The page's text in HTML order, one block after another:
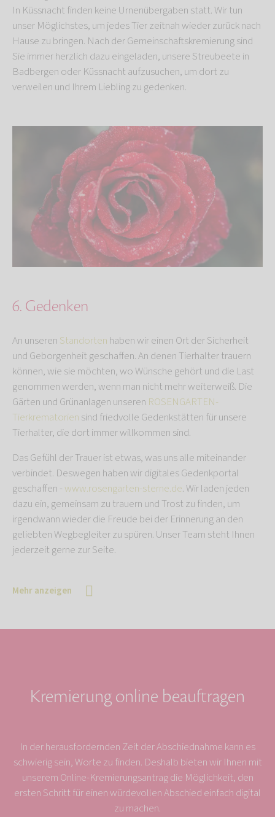
In Küssnacht finden keine Urnenübergaben statt. Wir tun
unser Möglichstes, um jedes Tier zeitnah wieder zurück nach
Hause zu bringen. Nach der Gemeinschaftskremierung sind
Sie immer herzlich dazu eingeladen, unsere Streubeete in
Badbergen oder Küssnacht aufzusuchen, um dort zu
verweilen und Ihrem Liebling zu gedenken.
6. Gedenken
An unseren Standorten haben wir einen Ort der Sicherheit
und Geborgenheit geschaffen. An denen Tierhalter trauern
können, wie sie möchten, wo Wünsche gehört und die Last
genommen werden, wenn man nicht mehr weiterweiß. Die
Gärten und Grünanlagen unseren ROSENGARTEN-
Tierkrematorien sind friedvolle Gedenkstätten für unsere
Tierhalter, die dort immer willkommen sind.
Das Gefühl der Trauer ist etwas, was uns alle miteinander
verbindet. Deswegen haben wir digitales Gedenkportal
geschaffen -www.rosengarten-sterne.de. Wir laden jeden
dazu ein, gemeinsam zu trauern und Trost zu finden, um
irgendwann wieder die Freude bei der Erinnerung an den
geliebten Wegbegleiter zu spüren. Unser Team steht Ihnen
jederzeit gerne zur Seite.
Mehr anzeigen
Kremierung online beauftragen
In der herausfordernden Zeit der Abschiednahme kann es
schwierig sein, Worte zu finden. Deshalb bieten wir Ihnen mit
unserem Online-Kremierungsantrag die Möglichkeit, den
ersten Schritt für einen würdevollen Abschied einfach digital
zu machen.